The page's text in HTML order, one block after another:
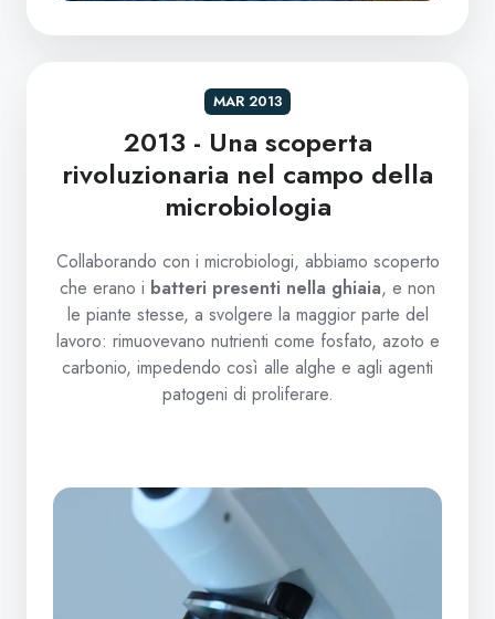
MAR 2013
2013 - Una scoperta
rivoluzionaria nel campo della
microbiologia
Collaborando con i microbiologi, abbiamo scoperto
che erano i batteri presenti nella ghiaia, e non
le piante stesse, a svolgere la maggior parte del
lavoro: rimuovevano nutrienti come fosfato, azoto e
carbonio, impedendo così alle alghe e agli agenti
patogeni di proliferare.